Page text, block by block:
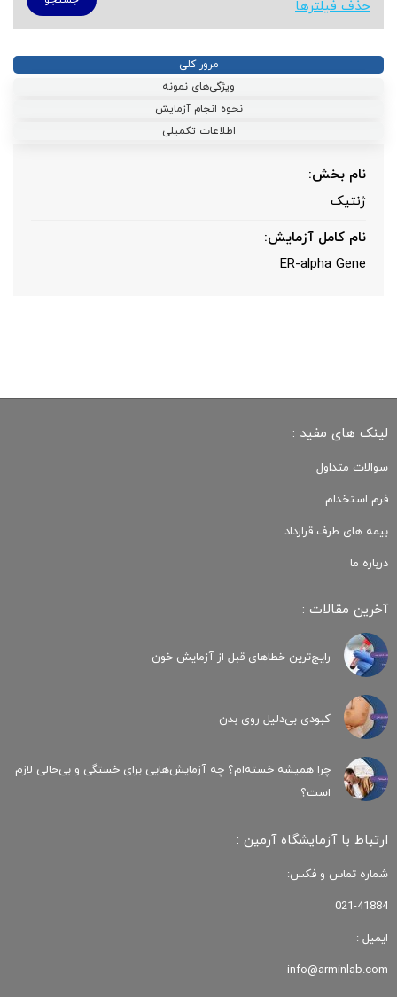
حذف فیلترها
مرور کلی
ویژگی‌های نمونه
نحوه انجام آزمایش
اطلاعات تکمیلی
نام بخش:
ژنتیک
نام کامل آزمایش:
ER-alpha Gene
لینک های مفید :
سوالات متداول
فرم استخدام
بیمه های طرف قرارداد
درباره ما
آخرین مقالات :
رایج‌ترین خطاهای قبل از آزمایش خون
کبودی‌ بی‌دلیل روی بدن
چرا همیشه خسته‌ام؟ چه آزمایش‌هایی برای خستگی و بی‌حالی لازم
است؟
ارتباط با آزمایشگاه آرمین :
شماره تماس و فکس:
021-41884
ایمیل :
info@arminlab.com